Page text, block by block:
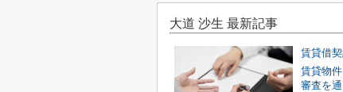
大道 沙生 最新記事
賃貸物
審査を